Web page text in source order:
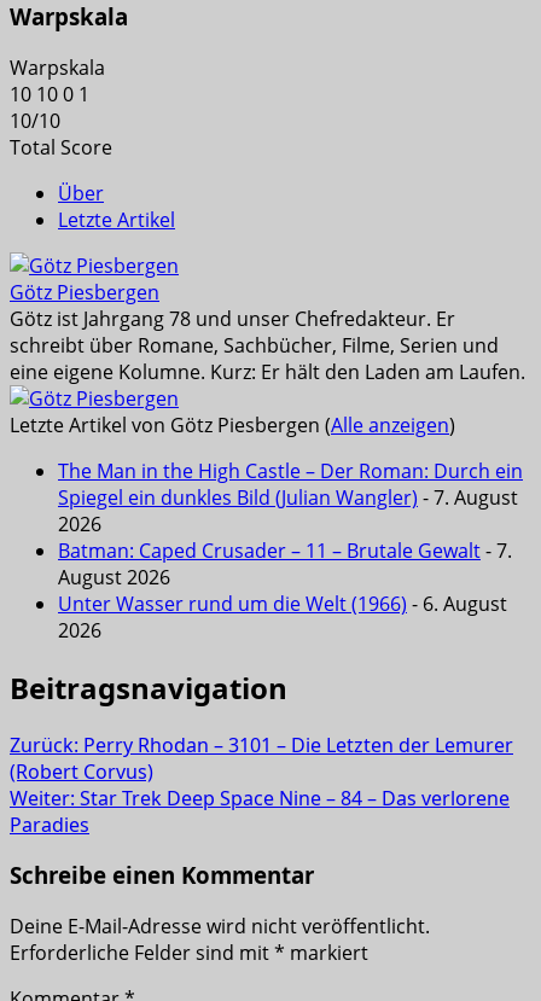
Warpskala
Warpskala
10 100 1
10/10
Total Score
Über
Letzte Artikel
Götz Piesbergen
Götz ist Jahrgang 78 und unser Chefredakteur. Er
schreibt über Romane, Sachbücher, Filme, Serien und
eine eigene Kolumne. Kurz: Er hält den Laden am Laufen.
Letzte Artikel von Götz Piesbergen (Alle anzeigen)
The Man in the High Castle – Der Roman: Durch ein
Spiegel ein dunkles Bild (Julian Wangler) - 7. August
2026
Batman: Caped Crusader – 11 – Brutale Gewalt- 7.
August 2026
Unter Wasser rund um die Welt (1966) - 6. August
2026
Beitragsnavigation
Zurück: Perry Rhodan – 3101 – Die Letzten der Lemurer
(Robert Corvus)
Weiter: Star Trek Deep Space Nine – 84 – Das verlorene
Paradies
Schreibe einen Kommentar
Deine E-Mail-Adresse wird nicht veröffentlicht.
Erforderliche Felder sind mit* markiert